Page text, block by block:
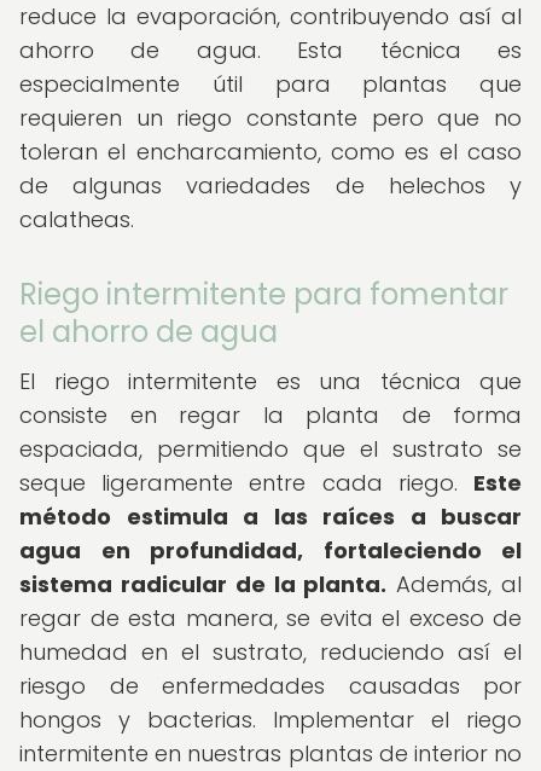
reduce la evaporación, contribuyendo así al
ahorro de agua. Esta técnica es
especialmente útil para plantas que
requieren un riego constante pero que no
toleran el encharcamiento, como es el caso
de algunas variedades de helechos y
calatheas.
Riego intermitente para fomentar
el ahorro de agua
El riego intermitente es una técnica que
consiste en regar la planta de forma
espaciada, permitiendo que el sustrato se
seque ligeramente entre cada riego. Este
método estimula a las raíces a buscar
agua en profundidad, fortaleciendo el
sistema radicular de la planta. Además, al
regar de esta manera, se evita el exceso de
humedad en el sustrato, reduciendo así el
riesgo de enfermedades causadas por
hongos y bacterias. Implementar el riego
intermitente en nuestras plantas de interior no